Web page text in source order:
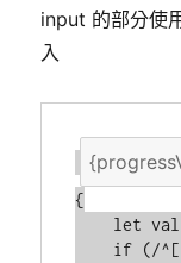
input 的部分使
入
{